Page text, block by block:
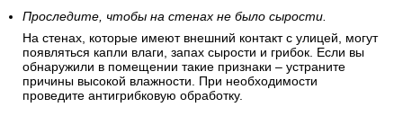
Проследите, чтобы на стенах не было сырости.
На стенах, которые имеют внешний контакт с улицей, могут
появляться капли влаги, запах сырости и грибок. Если вы
обнаружили в помещении такие признаки – устраните
причины высокой влажности. При необходимости
проведите антигрибковую обработку.